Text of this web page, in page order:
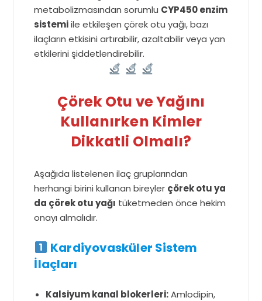
metabolizmasından sorumlu CYP450 enzim
sistemiile etkileşen çörek otu yağı, bazı
ilaçların etkisini artırabilir, azaltabilir veya yan
etkilerini şiddetlendirebilir.
Çörek Otu ve Yağını
Kullanırken Kimler
Dikkatli Olmalı?
Aşağıda listelenen ilaç gruplarından
herhangi birini kullanan bireyler çörek otu ya
da çörek otu yağı tüketmeden önce hekim
onayı almalıdır.
Kardiyovasküler Sistem
İlaçları
Kalsiyum kanal blokerleri:Amlodipin,